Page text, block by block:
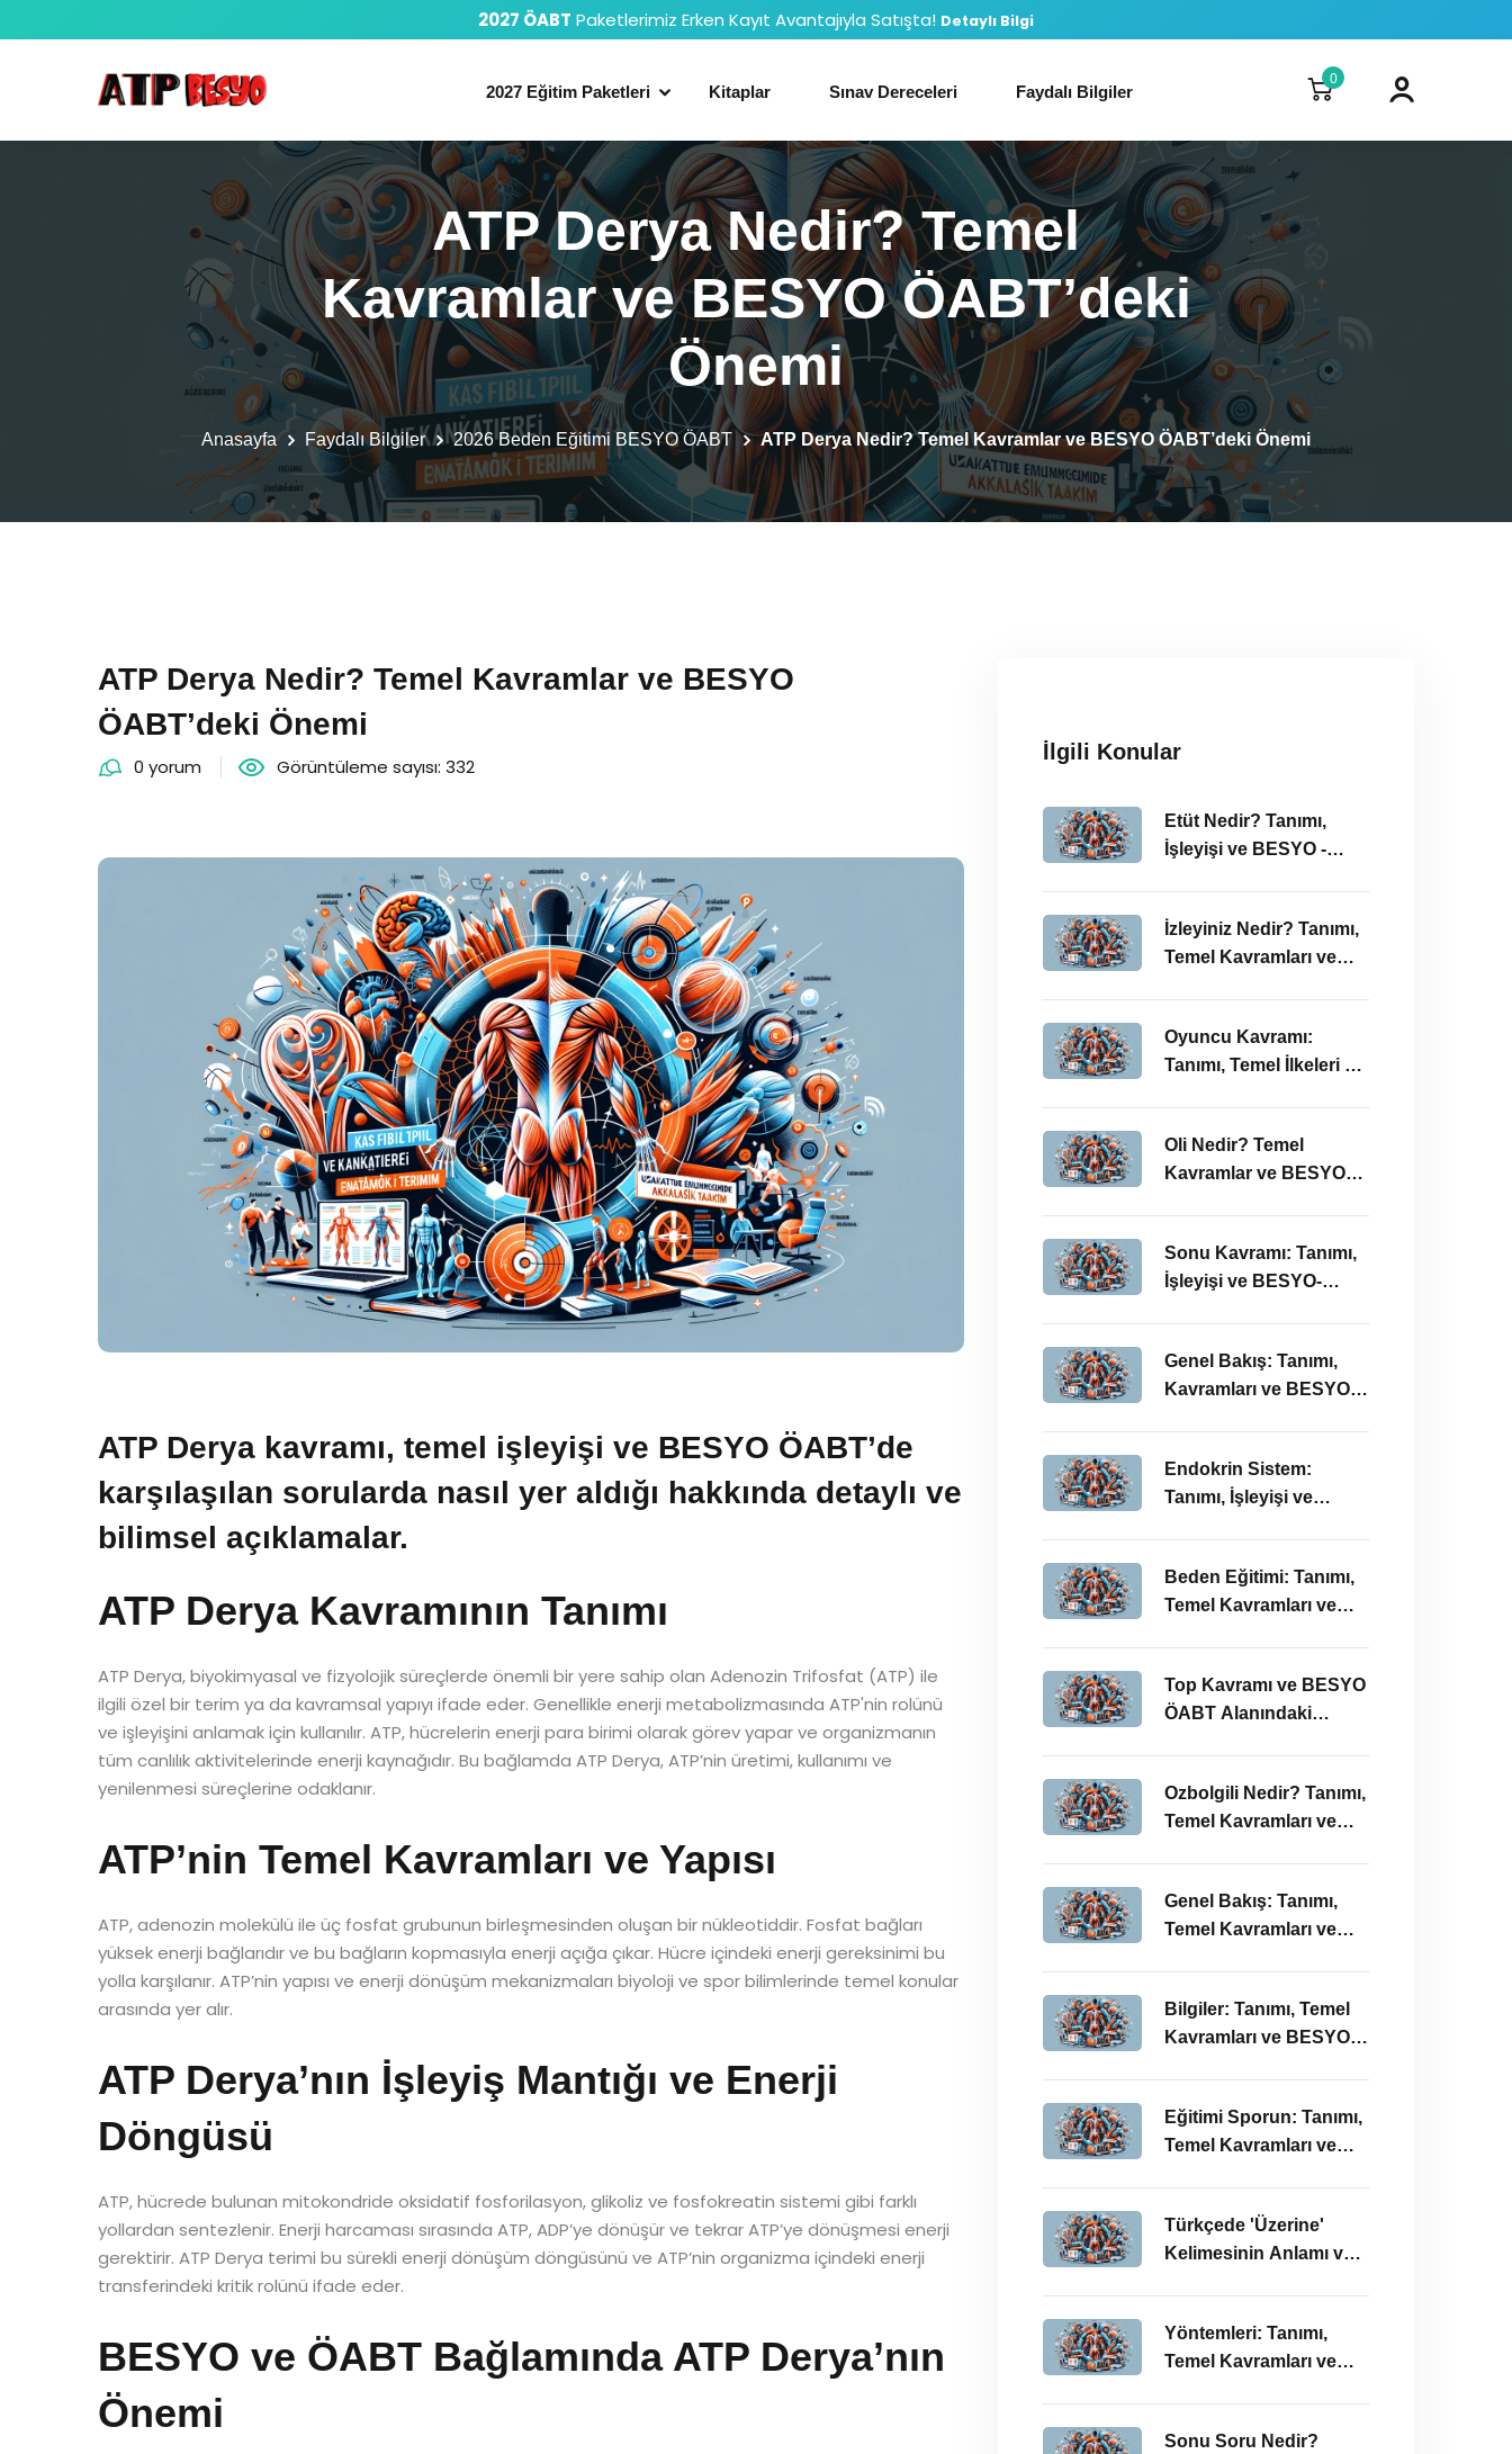
2027 ÖABT Paketlerimiz Erken Kayıt Avantajıyla Satışta! Detaylı Bilgi
2027 Eğitim Paketleri Kitaplar Sınav Dereceleri Faydalı Bilgiler
0
ATP Derya Nedir? Temel
Kavramlar ve BESYO ÖABT’deki
Önemi
Anasayfa Faydalı Bilgiler 2026 Beden Eğitimi BESYO ÖABT ATP Derya Nedir? Temel Kavramlar ve BESYO ÖABT’deki Önemi
ATP Derya Nedir? Temel Kavramlar ve BESYO
ÖABT’deki Önemi
0 yorum Görüntüleme sayısı: 332
ATP Derya kavramı, temel işleyişi ve BESYO ÖABT’de
karşılaşılan sorularda nasıl yer aldığı hakkında detaylı ve
bilimsel açıklamalar.
ATP Derya Kavramının Tanımı
ATP Derya, biyokimyasal ve fizyolojik süreçlerde önemli bir yere sahip olan Adenozin Trifosfat (ATP) ile
ilgili özel bir terim ya da kavramsal yapıyı ifade eder. Genellikle enerji metabolizmasında ATP'nin rolünü
ve işleyişini anlamak için kullanılır. ATP, hücrelerin enerji para birimi olarak görev yapar ve organizmanın
tüm canlılık aktivitelerinde enerji kaynağıdır. Bu bağlamda ATP Derya, ATP’nin üretimi, kullanımı ve
yenilenmesi süreçlerine odaklanır.
ATP’nin Temel Kavramları ve Yapısı
ATP, adenozin molekülü ile üç fosfat grubunun birleşmesinden oluşan bir nükleotiddir. Fosfat bağları
yüksek enerji bağlarıdır ve bu bağların kopmasıyla enerji açığa çıkar. Hücre içindeki enerji gereksinimi bu
yolla karşılanır. ATP’nin yapısı ve enerji dönüşüm mekanizmaları biyoloji ve spor bilimlerinde temel konular
arasında yer alır.
ATP Derya’nın İşleyiş Mantığı ve Enerji
Döngüsü
ATP, hücrede bulunan mitokondride oksidatif fosforilasyon, glikoliz ve fosfokreatin sistemi gibi farklı
yollardan sentezlenir. Enerji harcaması sırasında ATP, ADP’ye dönüşür ve tekrar ATP’ye dönüşmesi enerji
gerektirir. ATP Derya terimi bu sürekli enerji dönüşüm döngüsünü ve ATP’nin organizma içindeki enerji
transferindeki kritik rolünü ifade eder.
BESYO ve ÖABT Bağlamında ATP Derya’nın
Önemi
İlgili Konular
Etüt Nedir? Tanımı,
İşleyişi ve BESYO -
İzleyiniz Nedir? Tanımı,
Temel Kavramları ve
Oyuncu Kavramı:
Tanımı, Temel İlkeleri ve
Oli Nedir? Temel
Kavramlar ve BESYO
Sonu Kavramı: Tanımı,
İşleyişi ve BESYO-
Genel Bakış: Tanımı,
Kavramları ve BESYO
Endokrin Sistem:
Tanımı, İşleyişi ve
Beden Eğitimi: Tanımı,
Temel Kavramları ve
Top Kavramı ve BESYO
ÖABT Alanındaki
Ozbolgili Nedir? Tanımı,
Temel Kavramları ve
Genel Bakış: Tanımı,
Temel Kavramları ve
Bilgiler: Tanımı, Temel
Kavramları ve BESYO
Eğitimi Sporun: Tanımı,
Temel Kavramları ve
İncelenmesi
Türkçede 'Üzerine'
Kelimesinin Anlamı ve
ÖABT İlişkisi
Yöntemleri: Tanımı,
Temel Kavramları ve
Sonu Soru Nedir?